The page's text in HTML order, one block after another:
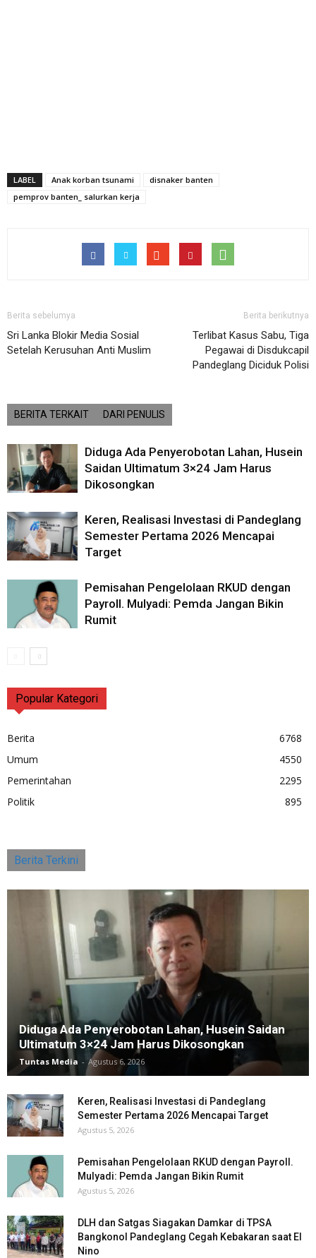
LABEL Anak korban tsunami
disnaker banten
pemprov banten_ salurkan kerja
Berita sebelumya
Sri Lanka Blokir Media Sosial
Setelah Kerusuhan Anti Muslim
Berita berikutnya
Terlibat Kasus Sabu, Tiga
Pegawai di Disdukcapil
Pandeglang Diciduk Polisi
BERITA TERKAIT DARI PENULIS
Diduga Ada Penyerobotan Lahan, Husein
Saidan Ultimatum 3×24 Jam Harus
Dikosongkan
Keren, Realisasi Investasi di Pandeglang
Semester Pertama 2026 Mencapai
Target
Pemisahan Pengelolaan RKUD dengan
Payroll. Mulyadi: Pemda Jangan Bikin
Rumit
Popular Kategori
Berita
6768
Umum
4550
Pemerintahan
2295
Politik
895
Berita Terkini
Diduga Ada Penyerobotan Lahan, Husein Saidan
Ultimatum 3×24 Jam Harus Dikosongkan
Tuntas Media - Agustus 6, 2026
Keren, Realisasi Investasi di Pandeglang
Semester Pertama 2026 Mencapai Target
Agustus 5, 2026
Pemisahan Pengelolaan RKUD dengan Payroll.
Mulyadi: Pemda Jangan Bikin Rumit
Agustus 5, 2026
DLH dan Satgas Siagakan Damkar di TPSA
Bangkonol Pandeglang Cegah Kebakaran saat El
Nino